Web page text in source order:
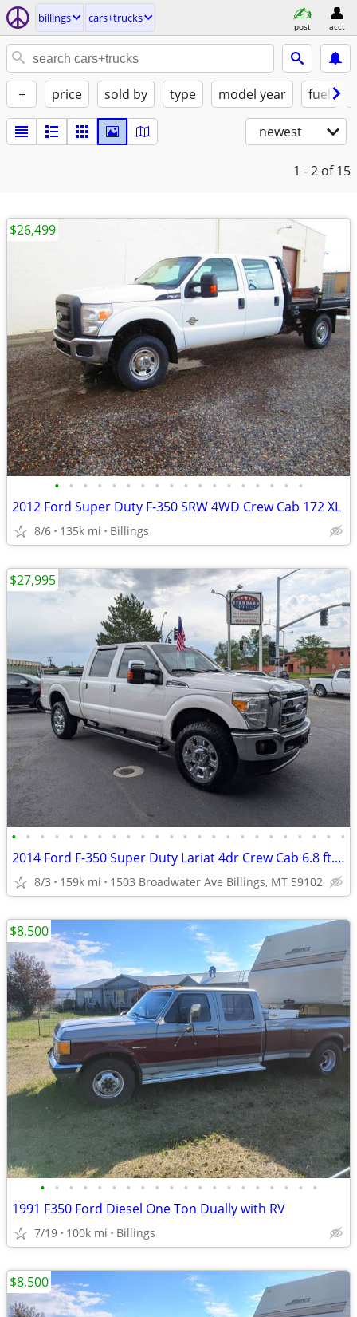
billings cars+trucks
post acct
+ price sold by type model year fuel
newest
1 - 2 of 15
• • • • • • • • • • • • • • • • • •
2012 Ford Super Duty F-350 SRW 4WD Crew Cab 172 XL
8/6 135k mi Billings
$26,499
• • • • • • • • • • • • • • • • • • • • • • • •
2014 Ford F-350 Super Duty Lariat 4dr Crew Cab 6.8 ft. SB SRW Pickup
8/3 159k mi 1503 Broadwater Ave Billings, MT 59102
$27,995
• • • • • • • • • • • • • • • • • • • •
1991 F350 Ford Diesel One Ton Dually with RV
7/19 100k mi Billings
$8,500
$8,500